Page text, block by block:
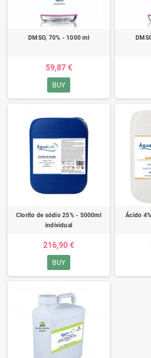
DMSO, 70% - 1000 ml
59,87 €
BUY
Clorito de sódio 25% - 5000ml
individual
216,90 €
BUY
Ácido